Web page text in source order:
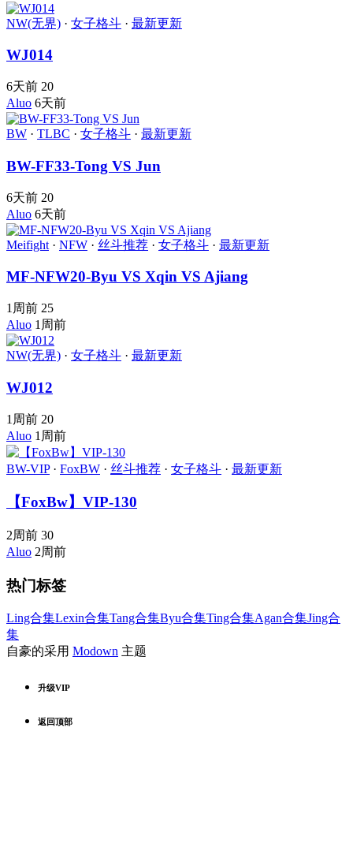
NW(无界) · 女子格斗 · 最新更新
WJ014
6天前 20
Aluo 6天前
BW · TLBC · 女子格斗 · 最新更新
BW-FF33-Tong VS Jun
6天前 20
Aluo 6天前
Meifight · NFW · 丝斗推荐 · 女子格斗 · 最新更新
MF-NFW20-Byu VS Xqin VS Ajiang
1周前 25
Aluo 1周前
NW(无界) · 女子格斗 · 最新更新
WJ012
1周前 20
Aluo 1周前
BW-VIP· FoxBW · 丝斗推荐 · 女子格斗 · 最新更新
【FoxBw】VIP-130
2周前 30
Aluo 2周前
热门标签
Ling合集Lexin合集Tang合集Byu合集Ting合集Agan合集Jing合
集
自豪的采用 Modown 主题
升级VIP
返回顶部